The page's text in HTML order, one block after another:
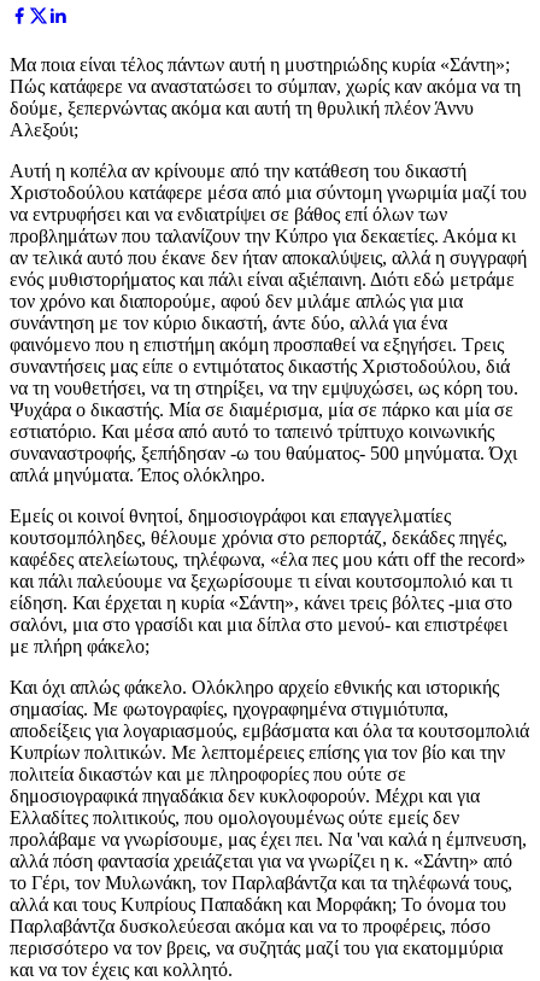
Μα ποια είναι τέλος πάντων αυτή η μυστηριώδης κυρία «Σάντη»;
Πώς κατάφερε να αναστατώσει το σύμπαν, χωρίς καν ακόμα να τη
δούμε, ξεπερνώντας ακόμα και αυτή τη θρυλική πλέον Άννυ
Αλεξούι;
Αυτή η κοπέλα αν κρίνουμε από την κατάθεση του δικαστή
Χριστοδούλου κατάφερε μέσα από μια σύντομη γνωριμία μαζί του
να εντρυφήσει και να ενδιατρίψει σε βάθος επί όλων των
προβλημάτων που ταλανίζουν την Κύπρο για δεκαετίες. Ακόμα κι
αν τελικά αυτό που έκανε δεν ήταν αποκαλύψεις, αλλά η συγγραφή
ενός μυθιστορήματος και πάλι είναι αξιέπαινη. Διότι εδώ μετράμε
τον χρόνο και διαπορούμε, αφού δεν μιλάμε απλώς για μια
συνάντηση με τον κύριο δικαστή, άντε δύο, αλλά για ένα
φαινόμενο που η επιστήμη ακόμη προσπαθεί να εξηγήσει. Τρεις
συναντήσεις μας είπε ο εντιμότατος δικαστής Χριστοδούλου, διά
να τη νουθετήσει, να τη στηρίξει, να την εμψυχώσει, ως κόρη του.
Ψυχάρα ο δικαστής. Μία σε διαμέρισμα, μία σε πάρκο και μία σε
εστιατόριο. Και μέσα από αυτό το ταπεινό τρίπτυχο κοινωνικής
συναναστροφής, ξεπήδησαν -ω του θαύματος- 500 μηνύματα. Όχι
απλά μηνύματα. Έπος ολόκληρο.
Εμείς οι κοινοί θνητοί, δημοσιογράφοι και επαγγελματίες
κουτσομπόληδες, θέλουμε χρόνια στο ρεπορτάζ, δεκάδες πηγές,
καφέδες ατελείωτους, τηλέφωνα, «έλα πες μου κάτι off the record»
και πάλι παλεύουμε να ξεχωρίσουμε τι είναι κουτσομπολιό και τι
είδηση. Και έρχεται η κυρία «Σάντη», κάνει τρεις βόλτες -μια στο
σαλόνι, μια στο γρασίδι και μια δίπλα στο μενού- και επιστρέφει
με πλήρη φάκελο;
Και όχι απλώς φάκελο. Ολόκληρο αρχείο εθνικής και ιστορικής
σημασίας. Με φωτογραφίες, ηχογραφημένα στιγμιότυπα,
αποδείξεις για λογαριασμούς, εμβάσματα και όλα τα κουτσομπολιά
Κυπρίων πολιτικών. Με λεπτομέρειες επίσης για τον βίο και την
πολιτεία δικαστών και με πληροφορίες που ούτε σε
δημοσιογραφικά πηγαδάκια δεν κυκλοφορούν. Μέχρι και για
Ελλαδίτες πολιτικούς, που ομολογουμένως ούτε εμείς δεν
προλάβαμε να γνωρίσουμε, μας έχει πει. Να 'ναι καλά η έμπνευση,
αλλά πόση φαντασία χρειάζεται για να γνωρίζει η κ. «Σάντη» από
το Γέρι, τον Μυλωνάκη, τον Παρλαβάντζα και τα τηλέφωνά τους,
αλλά και τους Κυπρίους Παπαδάκη και Μορφάκη; Το όνομα του
Παρλαβάντζα δυσκολεύεσαι ακόμα και να το προφέρεις, πόσο
περισσότερο να τον βρεις, να συζητάς μαζί του για εκατομμύρια
και να τον έχεις και κολλητό.